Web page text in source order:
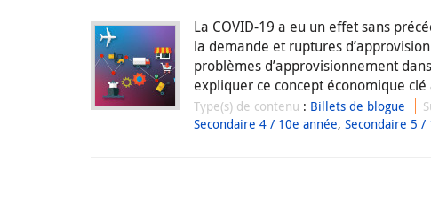
La COVID-19 a eu un effet sans
la demande et ruptures
problèmes d’approvisionnement
expliquer ce concept économique
Type(s) de contenu : Billets de blogue
Secondaire 4 / 10e année, Secondaire 5 /